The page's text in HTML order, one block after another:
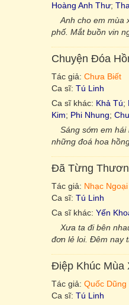
Hoàng Anh Thư;
Anh cho em mùa
phố. Mắt buồn vin
Chuyện Đóa
Tác giả: Chưa Biết
Ca sĩ: Tú Linh
Ca sĩ khác: Khả Tú;
Kim; Phi Nhung;
Sáng sớm em
những đoá hoa
Đã Từng
Tác giả: Nhạc
Ca sĩ: Tú Linh
Ca sĩ khác: Yến
Xưa ta đi bên
đơn lẻ loi. Đêm nay
Điệp Khúc Mùa
Tác giả: Quốc Dũng
Ca sĩ: Tú Linh